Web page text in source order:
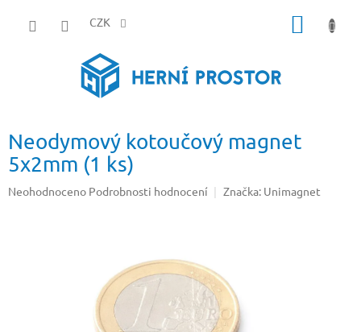
CZK
Neodymový kotoučový magnet
5x2mm (1 ks)
Průměrné
Neohodnoceno Podrobnosti hodnocení Značka: Unimagnet